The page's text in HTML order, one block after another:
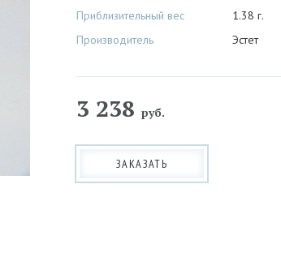
Приблизительный вес
Производитель
1.38 г.
Эстет
3 238 руб.
ЗАКАЗАТЬ